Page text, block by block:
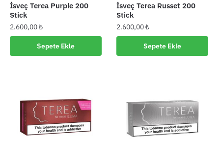
İsveç Terea Purple 200
Stick
2.600,00₺
Sepete Ekle
İsveç Terea Russet 200
Stick
2.600,00₺
Sepete Ekle